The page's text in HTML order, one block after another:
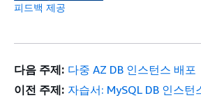
피드백 제공
다음 주제: 다중 AZ DB 인스턴스 배포
이전 주제: 자습서: MySQL DB 인스턴